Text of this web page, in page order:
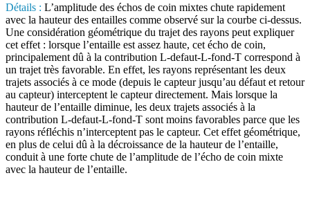
Détails : L’amplitude des échos de coin mixtes chute rapidement
avec la hauteur des entailles comme observé sur la courbe ci-dessus.
Une considération géométrique du trajet des rayons peut expliquer
cet effet : lorsque l’entaille est assez haute, cet écho de coin,
principalement dû à la contribution L-defaut-L-fond-T correspond à
un trajet très favorable. En effet, les rayons représentant les deux
trajets associés à ce mode (depuis le capteur jusqu’au défaut et retour
au capteur) interceptent le capteur directement. Mais lorsque la
hauteur de l’entaille diminue, les deux trajets associés à la
contribution L-defaut-L-fond-T sont moins favorables parce que les
rayons réfléchis n’interceptent pas le capteur. Cet effet géométrique,
en plus de celui dû à la décroissance de la hauteur de l’entaille,
conduit à une forte chute de l’amplitude de l’écho de coin mixte
avec la hauteur de l’entaille.